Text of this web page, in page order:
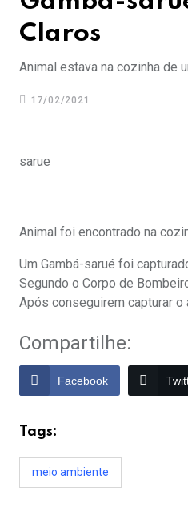
Claros
Animal estava na cozinha de
17/02/2021
sarue
Animal foi encontrado na
Um Gambá-sarué foi
Segundo o Corpo de
Após conseguirem capturar
Compartilhe:
Facebook
Tags:
meio ambiente